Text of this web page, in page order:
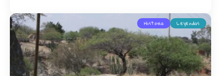
Historia Leyendas